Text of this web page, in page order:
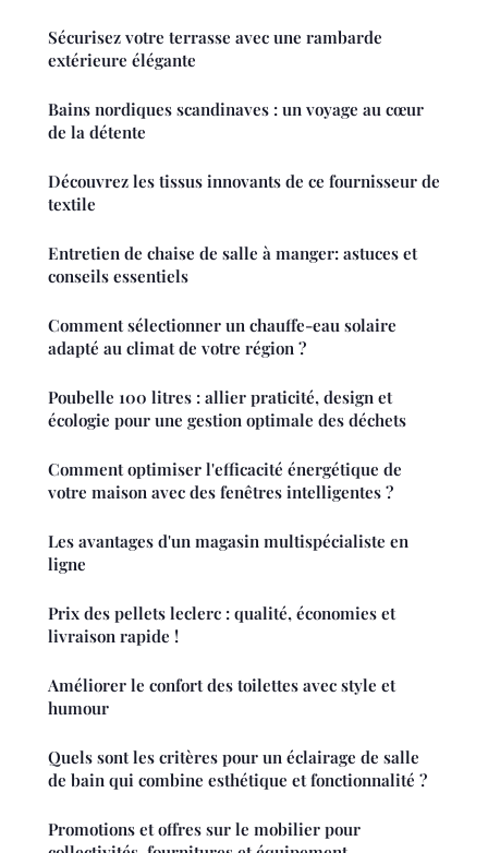
Sécurisez votre terrasse avec une rambarde
extérieure élégante
Bains nordiques scandinaves : un voyage au cœur
de la détente
Découvrez les tissus innovants de ce fournisseur de
textile
Entretien de chaise de salle à manger: astuces et
conseils essentiels
Comment sélectionner un chauffe-eau solaire
adapté au climat de votre région ?
Poubelle 100 litres : allier praticité, design et
écologie pour une gestion optimale des déchets
Comment optimiser l'efficacité énergétique de
votre maison avec des fenêtres intelligentes ?
Les avantages d'un magasin multispécialiste en
ligne
Prix des pellets leclerc : qualité, économies et
livraison rapide !
Améliorer le confort des toilettes avec style et
humour
Quels sont les critères pour un éclairage de salle
de bain qui combine esthétique et fonctionnalité ?
Promotions et offres sur le mobilier pour